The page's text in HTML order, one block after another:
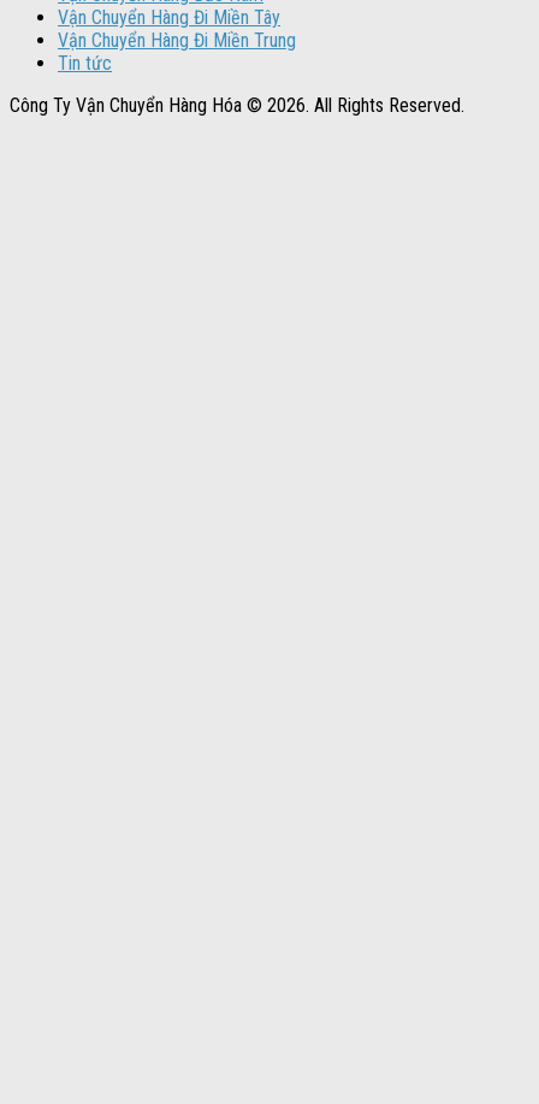
Vận Chuyển Hàng Đi Miền Tây
Vận Chuyển Hàng Đi Miền Trung
Tin tức
Công Ty Vận Chuyển Hàng Hóa © 2026. All Rights Reserved.